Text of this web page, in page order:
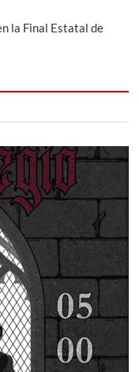
la Final Estatal de